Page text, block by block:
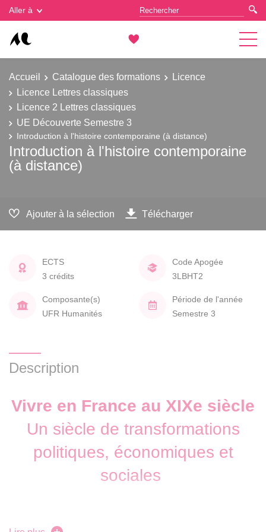
Aller à
Accueil Catalogue des formations
Licence
Licence Lettres classiques
Licence 2 Lettres classiques
UE Découverte Semestre 3
Introduction à l'histoire contemporaine (à distance)
Introduction à l'histoire contemporaine
(à distance)
Ajouter à la sélection Télécharger
ECTS
3 crédits
Code Apogée
3LBHT2
Composante(s)
UFR Humanités
Période de l'année
Semestre 3
Description
Vivre en France au XIXe siècle
Un siècle de transformations
politiques, économiques et
sociales
Gestion des cookies